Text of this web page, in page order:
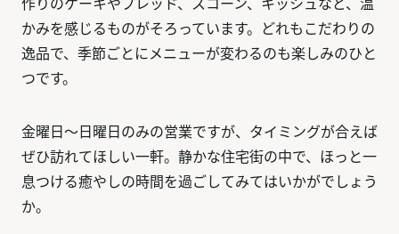
作りのケーキやブレッド、スコーン、キッシュなど、温
かみを感じるものがそろっています。どれもこだわりの
逸品で、季節ごとにメニューが変わるのも楽しみのひと
つです。
金曜日～日曜日のみの営業ですが、タイミングが合えば
ぜひ訪れてほしい一軒。静かな住宅街の中で、ほっと一
息つける癒やしの時間を過ごしてみてはいかがでしょう
か。